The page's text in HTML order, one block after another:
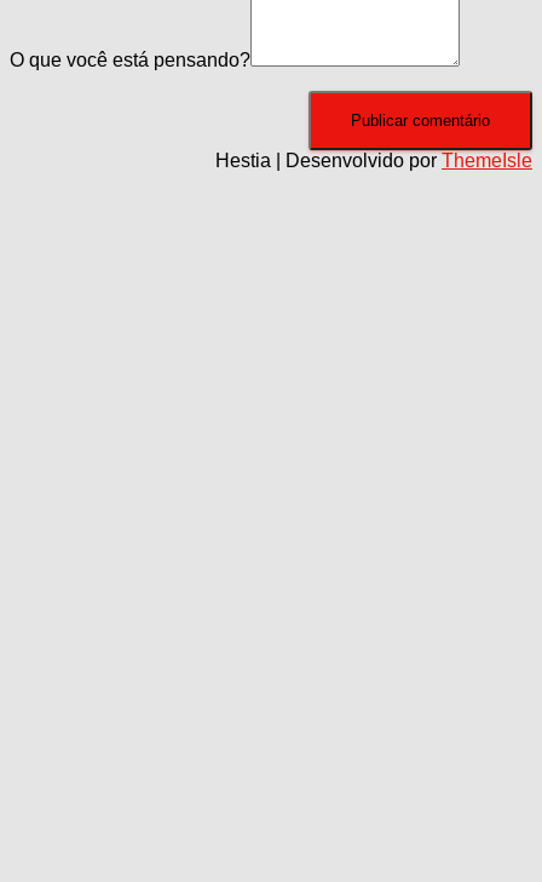
O que você está pensando?
Hestia | Desenvolvido por ThemeIsle